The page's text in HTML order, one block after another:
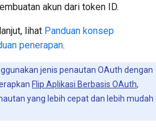
akun dari token ID.
lihat Panduan konsep
penerapan.
jenis penautan OAuth dengan
Flip Aplikasi Berbasis OAuth,
yang lebih cepat dan lebih mudah